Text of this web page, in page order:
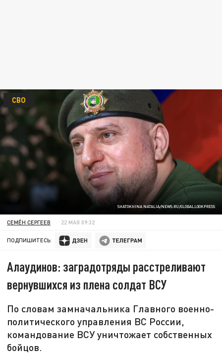
SHATOKHINA NATALIA/NEWS.RU/GLOBALLOOKPRESS
СВО
СЕМЁН СЕРГЕЕВ 22 МАЯ 09:32
ПОДПИШИТЕСЬ:
Алаудинов: заградотряды расстреливают
вернувшихся из плена солдат ВСУ
По словам замначальника Главного военно-
политического управления ВС России,
командование ВСУ уничтожает собственных
бойцов.